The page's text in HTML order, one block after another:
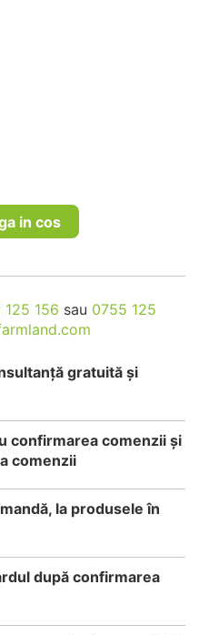
in cos
125 156 sau 0755 125
gratuită și
confirmarea comenzii și
comenzii
la produsele în
după confirmarea